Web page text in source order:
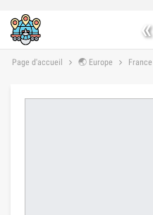
«
Page d'accueil 🌏 Europe France